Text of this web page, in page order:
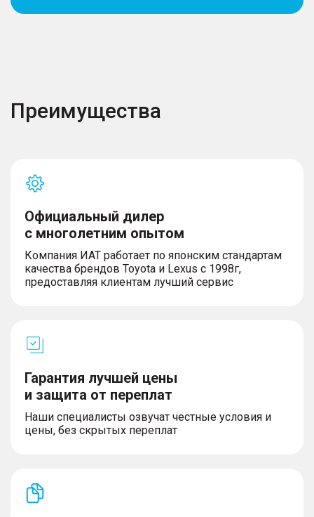
Преимущества
Официальный дилер
с многолетним опытом
Компания ИАТ работает по японским стандартам
качества брендов Toyota и Lexus с 1998г,
предоставляя клиентам лучший сервис
Гарантия лучшей цены
и защита от переплат
Наши специалисты озвучат честные условия и
цены, без скрытых переплат